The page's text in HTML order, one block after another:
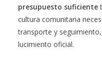
presupuesto suficiente
cultura comunitaria
transporte y
lucimiento oficial.